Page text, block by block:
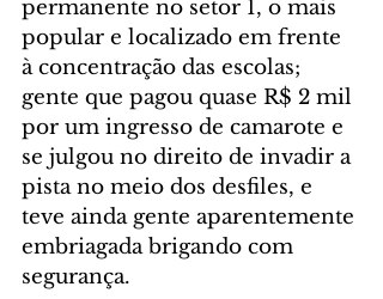
permanente no setor 1, o mais
popular e localizado em frente
à concentração das escolas;
gente que pagou quase R$ 2 mil
por um ingresso de camarote e
se julgou no direito de invadir a
pista no meio dos desfiles, e
teve ainda gente aparentemente
embriagada brigando com
segurança.